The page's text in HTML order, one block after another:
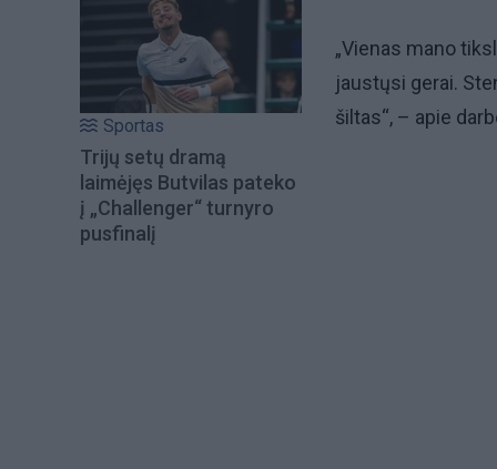
Sportas
Trijų setų dramą
laimėjęs Butvilas pateko
į „Challenger“ turnyro
pusfinalį
„Vienas mano
jaustųsi gerai.
šiltas“, – apie